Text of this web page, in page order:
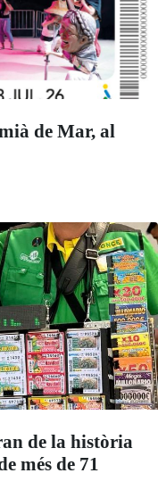
de Mar, al
de la història
més de 71